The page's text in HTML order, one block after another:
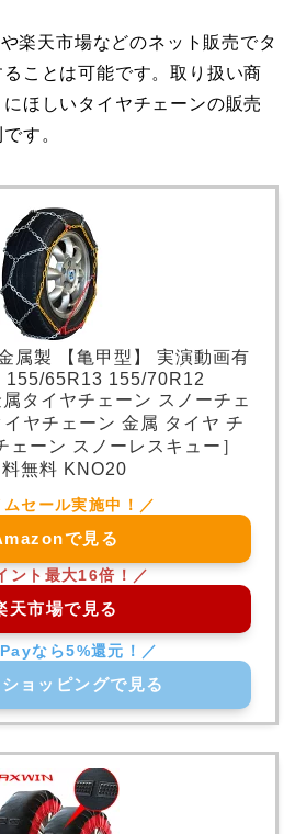
楽天市場などのネット販売でタ
ことは可能です。取り扱い商
ほしいタイヤチェーンの販売
す。
属製 【亀甲型】 実演動画有
155/65R13 155/70R12
タイヤチェーン スノーチェ
ヤチェーン 金属 タイヤ チ
ェーン スノーレスキュー］
無料 KNO20
で見る
天市場で見る
ョッピングで見る